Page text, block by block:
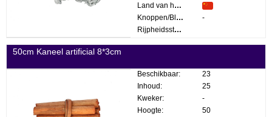
Land van herkomst:
Knoppen/Bloemen:
-
Rijpheidsstadium:
50cm Kaneel artificial 8*3cm
Beschikbaar:
23
Inhoud:
25
Kweker:
-
Hoogte:
50